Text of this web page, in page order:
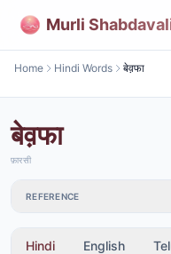
Murli
Home Hindi Words बेव़फा
बेव़फा
फ़ारसी
REFERENCE
Hindi English